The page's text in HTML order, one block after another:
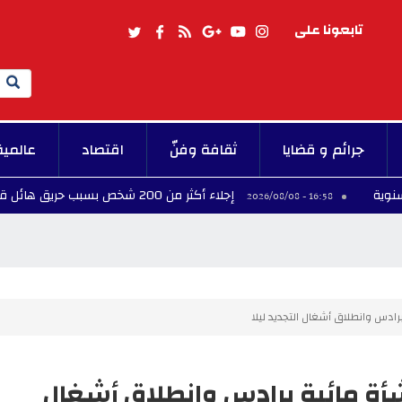
تابعونا على
Search
جرائم و قضايا ثقافة وفنّ اقتصاد
16:58 - 2026/08/08 إجلاء أكثر من 200 شخص بسبب حريق هائل قرب بحيرة جاردا شمال إيطاليا
وانطلاق أشغال التجديد ليلا